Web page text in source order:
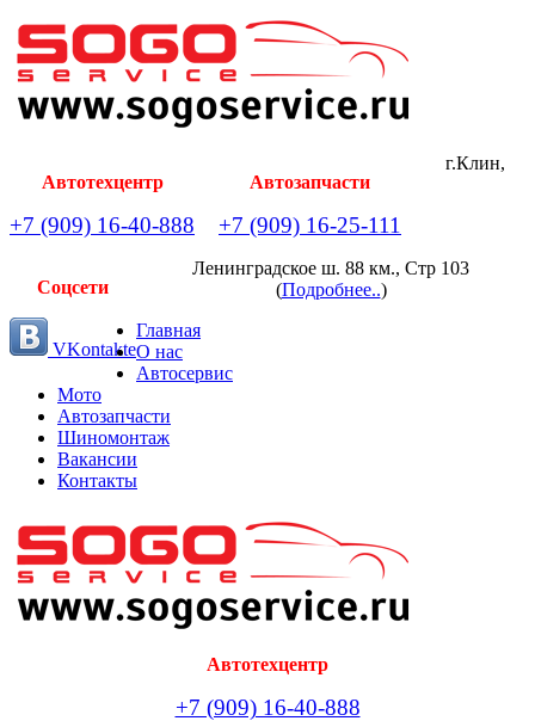
Автотехцентр
+7 (909) 16-40-888
Автозапчасти
+7 (909) 16-25-111
Соцсети
VKontakte
г.Клин,
Ленинградское ш. 88 км., Стр 103
(Подробнее..)
Главная
О нас
Автосервис
Мото
Автозапчасти
Шиномонтаж
Вакансии
Контакты
Автотехцентр
+7 (909) 16-40-888